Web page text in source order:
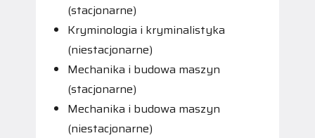
(stacjonarne)
Kryminologia i kryminalistyka
(niestacjonarne)
Mechanika i budowa maszyn
(stacjonarne)
Mechanika i budowa maszyn
(niestacjonarne)